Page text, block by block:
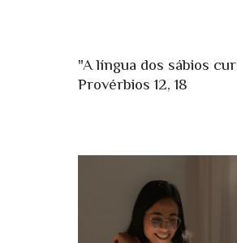
"A língua dos sábios
Provérbios 12, 18